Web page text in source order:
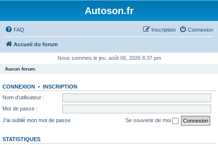
Autoson.fr
FAQ Connexion
Inscription
Accueil du forum
Nous sommes le jeu. août 06, 2026 8:37 pm
Aucun forum.
CONNEXION • INSCRIPTION
Nom d’utilisateur :
Mot de passe :
J’ai oublié mon mot de passe
Se souvenir de moi
STATISTIQUES